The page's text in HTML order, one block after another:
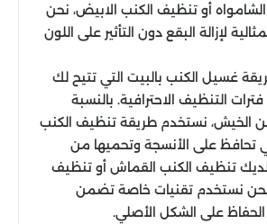
أو تنظيف الكنب الابيض، نحن
لإزالة البقع دون التأثير على اللون
غسيل الكنب بالبيت التي تتيح لك
فترات التنظيف الاحترافية. بالنسبة
الخيش، نستخدم طريقة تنظيف الكنب
تحافظ على الأنسجة وتحميها من
لديك تنظيف الكنب القماش أو تنظيف
نستخدم تقنيات خاصة تضمن
على الشكل الأصلي.